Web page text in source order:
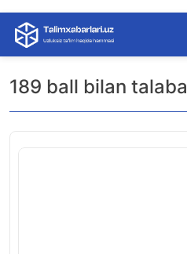
Skip
content
189 ball bilan talaba